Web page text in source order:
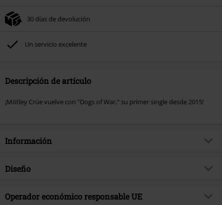
30 días de devolución
Un servicio excelente
Descripción de artículo
¡Mötley Crüe vuelve con "Dogs of War," su primer single desde 2015!
Información
Artículo no.
Género Musical
Hard Rock
Diseño
Tipo de producto
LP
Operador económico responsable UE